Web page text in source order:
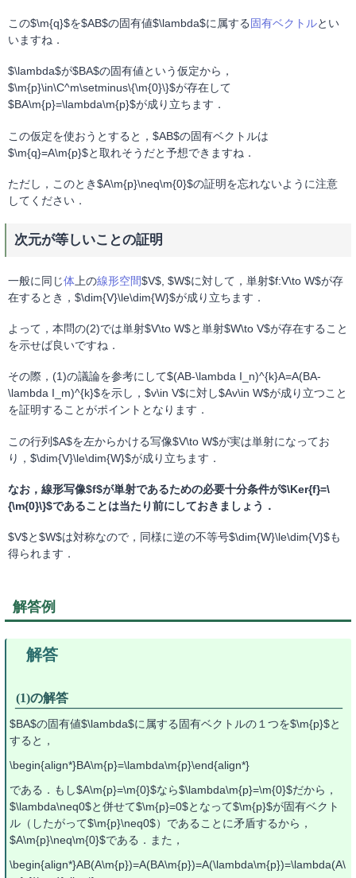
この$\m{q}$を$AB$の固有値$\lambda$に属する 固有ベクトルとい
いますね．
$\lambda$が$BA$の固有値という仮定から，
$\m{p}\in\C^m\setminus\{\m{0}\}$が存在して
$BA\m{p}=\lambda\m{p}$が成り立ちます．
この仮定を使おうとすると，$AB$の固有ベクトルは
$\m{q}=A\m{p}$と取れそうだと予想できますね．
ただし，このとき$A\m{p}\neq\m{0}$の証明を忘れないように注意
してください．
次元が等しいことの証明
一般に同じ体 上の線形空間$V$, $W$に対して，単射$f:V\to W$が存
在するとき，$\dim{V}\le\dim{W}$が成り立ちます．
よって，本問の(2)では単射$V\to W$と単射$W\to V$が存在すること
を示せば良いですね．
その際，(1)の議論を参考にして$(AB-\lambda I_n)^{k}A=A(BA-
\lambda I_m)^{k}$を示し，$v\in V$に対し$Av\in W$が成り立つこと
を証明することがポイントとなります．
この行列$A$を左からかける写像$V\to W$が実は単射になってお
り，$\dim{V}\le\dim{W}$が成り立ちます．
なお，線形写像$f$が単射であるための必要十分条件が$\Ker{f}=\
{\m{0}\}$であることは当たり前にしておきましょう．
$V$と$W$は対称なので，同様に逆の不等号$\dim{W}\le\dim{V}$も
得られます．
解答例
(1)の解答
$BA$の固有値$\lambda$に属する固有ベクトルの１つを$\m{p}$と
すると，
\begin{align*}BA\m{p}=\lambda\m{p}\end{align*}
である．もし$A\m{p}=\m{0}$なら$\lambda\m{p}=\m{0}$だから，
$\lambda\neq0$と併せて$\m{p}=0$となって$\m{p}$が固有ベクト
ル（したがって$\m{p}\neq0$）であることに矛盾するから，
$A\m{p}\neq\m{0}$である．また，
\begin{align*}AB(A\m{p})=A(BA\m{p})=A(\lambda\m{p})=\lambda(A\